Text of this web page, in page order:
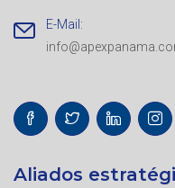
E-Mail:
Aliados